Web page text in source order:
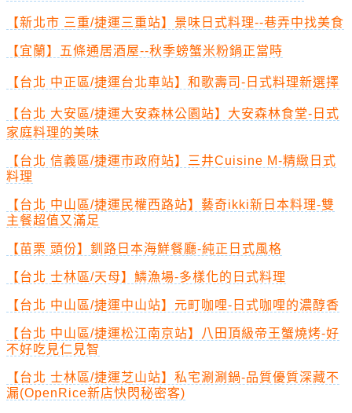
【新北市 三重/捷運三重站】景味日式料理--巷弄中找美食
【宜蘭】五條通居酒屋--秋季螃蟹米粉鍋正當時
【台北 中正區/捷運台北車站】和歌壽司-日式料理新選擇
【台北 大安區/捷運大安森林公園站】大安森林食堂-日式
家庭料理的美味
【台北 信義區/捷運市政府站】三井Cuisine M-精緻日式
料理
【台北 中山區/捷運民權西路站】藝奇ikki新日本料理-雙
主餐超值又滿足
【苗栗 頭份】釧路日本海鮮餐廳-純正日式風格
【台北 士林區/天母】鱗漁場-多樣化的日式料理
【台北 中山區/捷運中山站】元町咖哩-日式咖哩的濃醇香
【台北 中山區/捷運松江南京站】八田頂級帝王蟹燒烤-好
不好吃見仁見智
【台北 士林區/捷運芝山站】私宅涮涮鍋-品質優質深藏不
漏(OpenRice新店快閃秘密客)